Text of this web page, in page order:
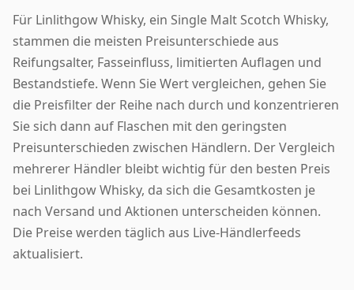
Für Linlithgow Whisky, ein Single Malt Scotch Whisky,
stammen die meisten Preisunterschiede aus
Reifungsalter, Fasseinfluss, limitierten Auflagen und
Bestandstiefe. Wenn Sie Wert vergleichen, gehen Sie
die Preisfilter der Reihe nach durch und konzentrieren
Sie sich dann auf Flaschen mit den geringsten
Preisunterschieden zwischen Händlern. Der Vergleich
mehrerer Händler bleibt wichtig für den besten Preis
bei Linlithgow Whisky, da sich die Gesamtkosten je
nach Versand und Aktionen unterscheiden können.
Die Preise werden täglich aus Live-Händlerfeeds
aktualisiert.